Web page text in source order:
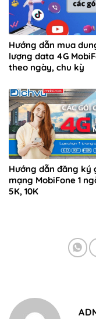
Hướng dẫn mua
lượng data 4G
theo ngày, chu kỳ
Hướng dẫn đăng ký
mạng MobiFone 1
5K, 10K